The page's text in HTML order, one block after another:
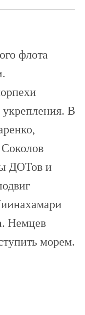
флота
В
ДОТов и
Немцев
морем.